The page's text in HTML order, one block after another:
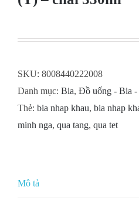
SKU: 8008440222008
Danh mục: Bia, Đồ uống - Bia
Thẻ: bia nhap khau, bia nhap
minh nga, qua tang, qua tet
Mô tả